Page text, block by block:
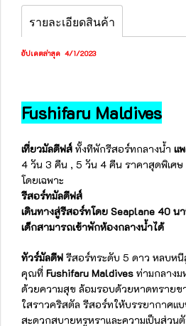
รายละเอียดสินค้า
อัปเดตล่าสุด 4/1/2023
Fushifaru Maldives
เที่ยวมัลดีฟส์ ทั้งทีพักรีสอร์ทกลางน้ำ แ
4 วัน 3 คืน , 5 วัน 4 คืน ราคาสุดพิเศษ
โดยเฉพาะ
รีสอร์ทมัลดีฟส์
เดินทางสู่รีสอร์ทโดย Seaplane 40 น
เด็กสามารถเข้าพักห้องกลางน้ำได้
ทัวร์มัลดีฟ รีสอร์ทระดับ 5 ดาว หลบหนี
คุณที่ Fushifaru Maldives ท่ามกลางม
ด้วยความสุข ล้อมรอบด้วยหาดทรายข
ใสราวคริสตัล รีสอร์ทให้บรรยากาศแ
สะดวกสบายหรูหราและความเป็นส่วน